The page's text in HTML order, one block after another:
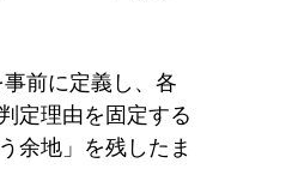
前に定義し、各
定理由を固定する
余地」を残したま